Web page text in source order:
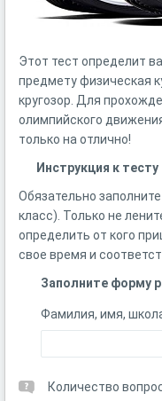
Этот тест определит
предмету физическая
кругозор. Для
олимпийского
только на отлично!
Инструкция к тесту
Обязательно
класс). Только не
определить от кого
свое время и
Заполните форму
Фамилия, имя,
Количество